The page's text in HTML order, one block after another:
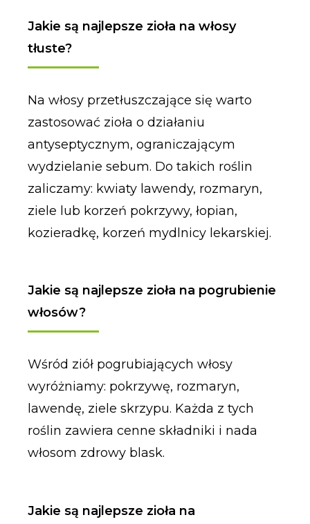
Jakie są najlepsze zioła na włosy
tłuste?
Na włosy przetłuszczające się warto
zastosować zioła o działaniu
antyseptycznym, ograniczającym
wydzielanie sebum. Do takich roślin
zaliczamy: kwiaty lawendy, rozmaryn,
ziele lub korzeń pokrzywy, łopian,
kozieradkę, korzeń mydlnicy lekarskiej.
Jakie są najlepsze zioła na pogrubienie
włosów?
Wśród ziół pogrubiających włosy
wyróżniamy: pokrzywę, rozmaryn,
lawendę, ziele skrzypu. Każda z tych
roślin zawiera cenne składniki i nada
włosom zdrowy blask.
Jakie są najlepsze zioła na